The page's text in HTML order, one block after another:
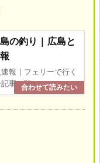
の釣り | 広島と
報 | フェリーで行く
事一覧